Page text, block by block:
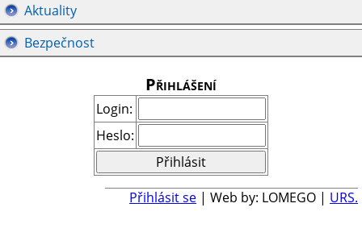
Aktuality
Bezpečnost
Přihlášení
Login:
Heslo:
Přihlásit se | Web by: LOMEGO | URS.